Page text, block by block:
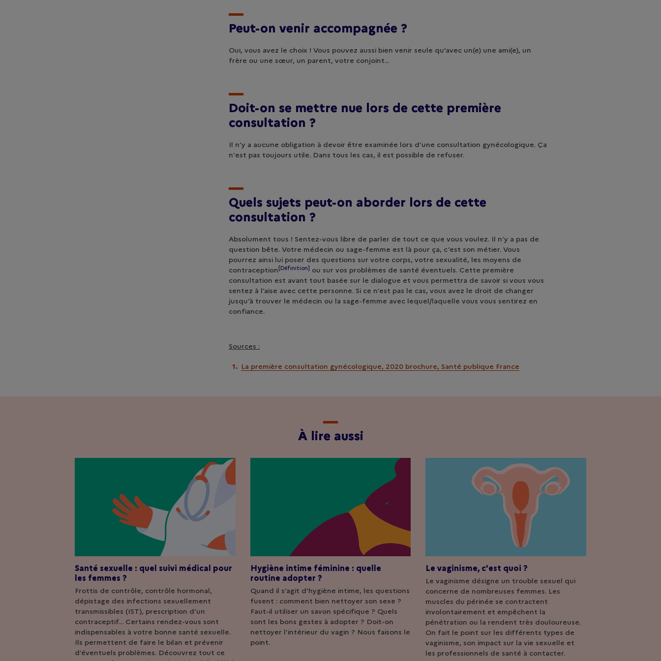
Peut-on venir accompagnée ?
Oui, vous avez le choix ! Vous pouvez aussi bien venir seule qu’avec un(e) une ami(e), un
frère ou une sœur, un parent, votre conjoint...
Doit-on se mettre nue lors de cette première
consultation ?
Il n’y a aucune obligation à devoir être examinée lors d’une consultation gynécologique. Ça
n'est pas toujours utile. Dans tous les cas, il est possible de refuser.
Quels sujets peut-on aborder lors de cette
consultation ?
Absolument tous ! Sentez-vous libre de parler de tout ce que vous voulez. Il n’y a pas de
question bête. Votre médecin ou sage-femme est là pour ça, c’est son métier. Vous
pourrez ainsi lui poser des questions sur votre corps, votre sexualité, les moyens de
contraception [Définition] ou sur vos problèmes de santé éventuels. Cette première
consultation est avant tout basée sur le dialogue et vous permettra de savoir si vous vous
sentez à l’aise avec cette personne. Si ce n’est pas le cas, vous avez le droit de changer
jusqu’à trouver le médecin ou la sage-femme avec lequel/laquelle vous vous sentirez en
confiance.
Sources :
La première consultation gynécologique, 2020 brochure, Santé publique France
À lire aussi
Santé sexuelle : quel suivi médical pour
les femmes ?
Frottis de contrôle, contrôle hormonal,
dépistage des infections sexuellement
transmissibles (IST), prescription d’un
contraceptif… Certains rendez-vous sont
indispensables à votre bonne santé sexuelle.
Ils permettent de faire le bilan et prévenir
d’éventuels problèmes. Découvrez tout ce
Hygiène intime féminine : quelle
routine adopter ?
Quand il s’agit d’hygiène intime, les questions
fusent : comment bien nettoyer son sexe ?
Faut-il utiliser un savon spécifique ? Quels
sont les bons gestes à adopter ? Doit-on
nettoyer l’intérieur du vagin ? Nous faisons le
point.
Le vaginisme, c'est quoi ?
Le vaginisme désigne un trouble sexuel qui
concerne de nombreuses femmes. Les
muscles du périnée se contractent
involontairement et empêchent la
pénétration ou la rendent très douloureuse.
On fait le point sur les différents types de
vaginisme, son impact sur la vie sexuelle et
les professionnels de santé à contacter.